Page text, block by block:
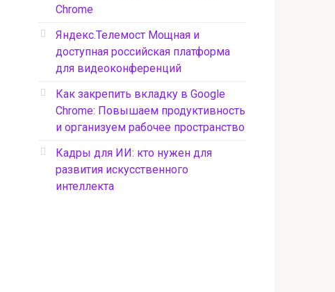
Chrome
Яндекс.Телемост Мощная и
доступная российская платформа
для видеоконференций
Как закрепить вкладку в Google
Chrome: Повышаем продуктивность
и организуем рабочее пространство
Кадры для ИИ: кто нужен для
развития искусственного
интеллекта